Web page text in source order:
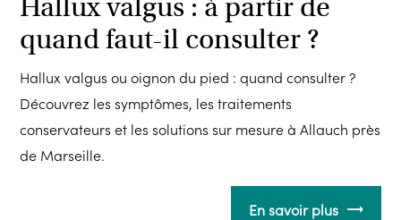
Hallux valgus : à partir de
quand faut-il consulter ?
Hallux valgus ou oignon du pied : quand consulter ?
Découvrez les symptômes, les traitements
conservateurs et les solutions sur mesure à Allauch près
de Marseille.
En savoir plus